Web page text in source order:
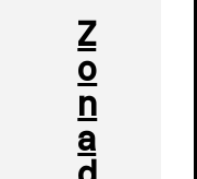
Z
o
n
a